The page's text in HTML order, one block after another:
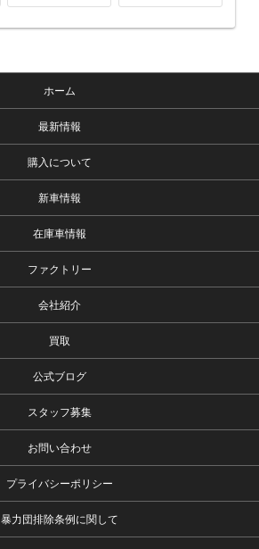
ホーム
最新情報
購入について
新車情報
在庫車情報
ファクトリー
会社紹介
買取
公式ブログ
スタッフ募集
お問い合わせ
プライバシーポリシー
暴力団排除条例に関して